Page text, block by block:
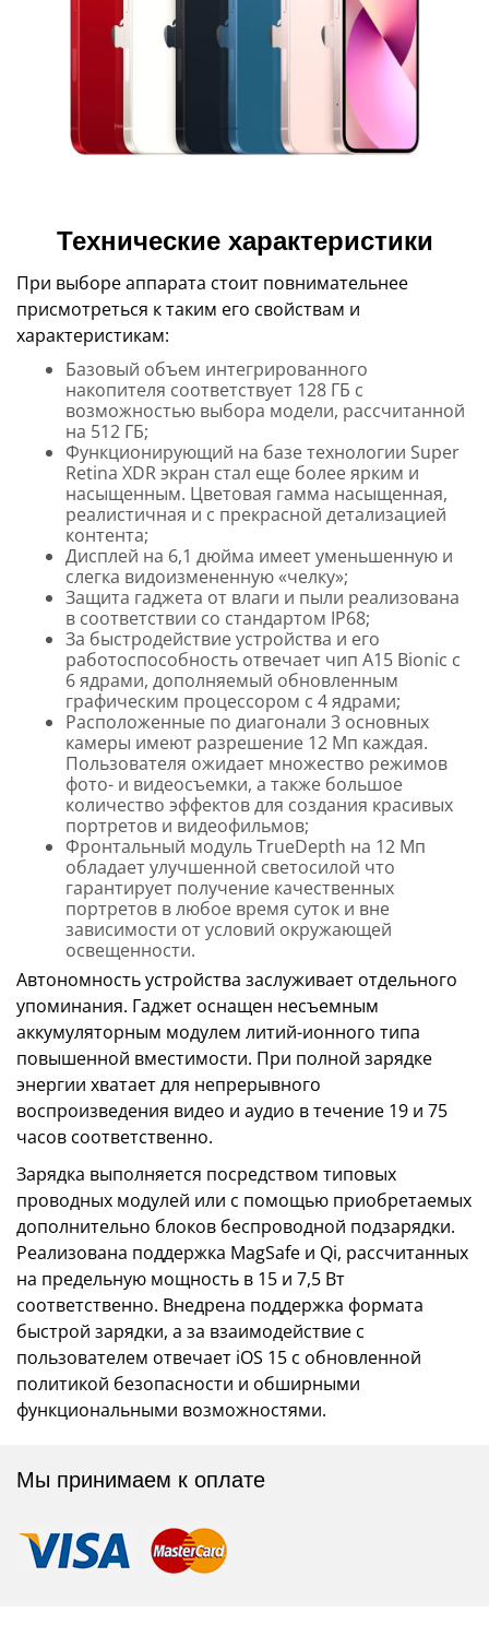
Технические характеристики
При выборе аппарата стоит повнимательнее
присмотреться к таким его свойствам и
характеристикам:
Базовый объем интегрированного
накопителя соответствует 128 ГБ с
возможностью выбора модели, рассчитанной
на 512 ГБ;
Функционирующий на базе технологии Super
Retina XDR экран стал еще более ярким и
насыщенным. Цветовая гамма насыщенная,
реалистичная и с прекрасной детализацией
контента;
Дисплей на 6,1 дюйма имеет уменьшенную и
слегка видоизмененную «челку»;
Защита гаджета от влаги и пыли реализована
в соответствии со стандартом IP68;
За быстродействие устройства и его
работоспособность отвечает чип A15 Bionic с
6 ядрами, дополняемый обновленным
графическим процессором с 4 ядрами;
Расположенные по диагонали 3 основных
камеры имеют разрешение 12 Мп каждая.
Пользователя ожидает множество режимов
фото- и видеосъемки, а также большое
количество эффектов для создания красивых
портретов и видеофильмов;
Фронтальный модуль TrueDepth на 12 Мп
обладает улучшенной светосилой что
гарантирует получение качественных
портретов в любое время суток и вне
зависимости от условий окружающей
освещенности.
Автономность устройства заслуживает отдельного
упоминания. Гаджет оснащен несъемным
аккумуляторным модулем литий-ионного типа
повышенной вместимости. При полной зарядке
энергии хватает для непрерывного
воспроизведения видео и аудио в течение 19 и 75
часов соответственно.
Зарядка выполняется посредством типовых
проводных модулей или с помощью приобретаемых
дополнительно блоков беспроводной подзарядки.
Реализована поддержка MagSafe и Qi, рассчитанных
на предельную мощность в 15 и 7,5 Вт
соответственно. Внедрена поддержка формата
быстрой зарядки, а за взаимодействие с
пользователем отвечает iOS 15 с обновленной
политикой безопасности и обширными
функциональными возможностями.
Мы принимаем к оплате